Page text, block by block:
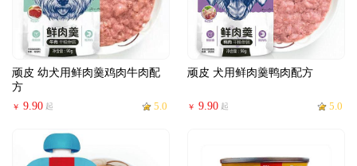
顽皮 幼犬用鲜肉羹鸡肉牛肉配
方
￥ 9.90 起 5.0
顽皮 犬用鲜肉羹鸭肉配方
￥ 9.90 起 5.0